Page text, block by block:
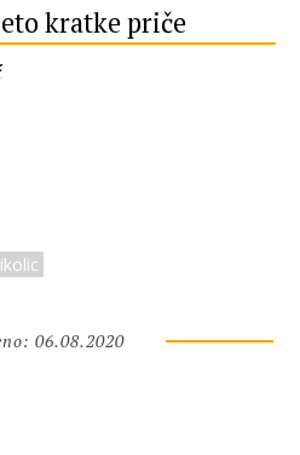
kratke priče
06.08.2020